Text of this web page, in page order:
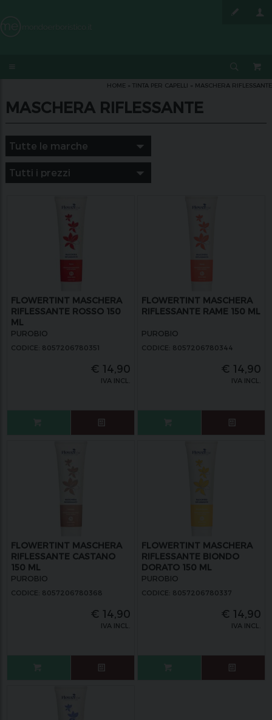
HOME » TINTA PER CAPELLI » MASCHERA RIFLESSANTE
MASCHERA RIFLESSANTE
FLOWERTINT MASCHERA
RIFLESSANTE ROSSO 150
ML
PUROBIO
CODICE: 8057206780351
€ 14,90
IVA INCL.
FLOWERTINT MASCHERA
RIFLESSANTE RAME 150 ML
PUROBIO
CODICE: 8057206780344
€ 14,90
IVA INCL.
FLOWERTINT MASCHERA
RIFLESSANTE CASTANO
150 ML
PUROBIO
CODICE: 8057206780368
€ 14,90
IVA INCL.
FLOWERTINT MASCHERA
RIFLESSANTE BIONDO
DORATO 150 ML
PUROBIO
CODICE: 8057206780337
€ 14,90
IVA INCL.